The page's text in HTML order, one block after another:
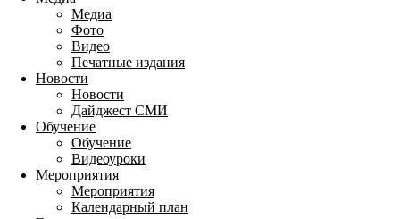
Медиа
Фото
Видео
Печатные издания
Новости
Новости
Дайджест СМИ
Обучение
Обучение
Видеоуроки
Мероприятия
Мероприятия
Календарный план